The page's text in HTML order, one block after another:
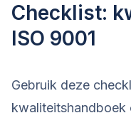
Checklist:
ISO 9001
Gebruik deze
kwaliteitshandboek